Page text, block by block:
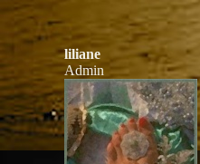
liliane
Admin